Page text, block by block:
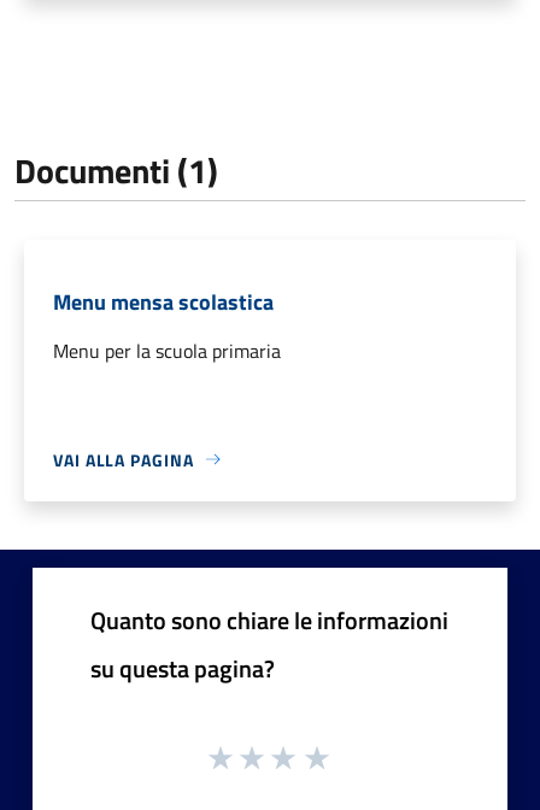
Documenti (1)
Menu mensa scolastica
Menu per la scuola primaria
VAI ALLA PAGINA
Quanto sono chiare le informazioni
su questa pagina?